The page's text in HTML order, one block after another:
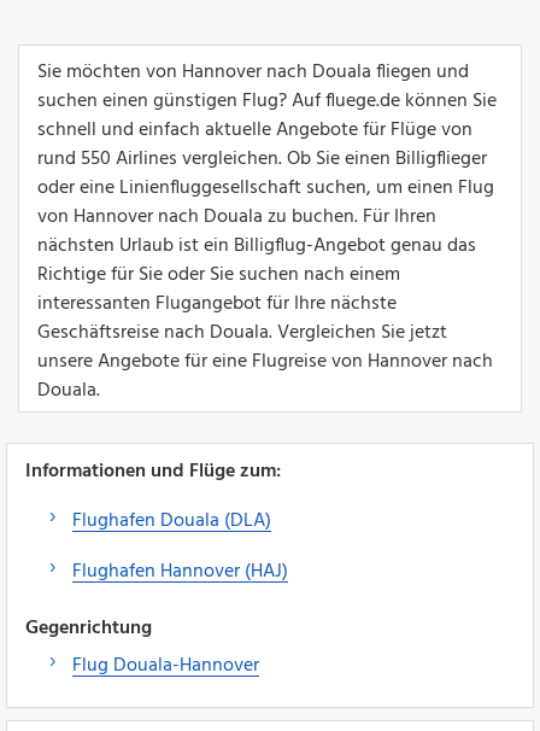
Sie möchten von Hannover nach Douala fliegen und
suchen einen günstigen Flug? Auf fluege.de können Sie
schnell und einfach aktuelle Angebote für Flüge von
rund 550 Airlines vergleichen. Ob Sie einen Billigflieger
oder eine Linienfluggesellschaft suchen, um einen Flug
von Hannover nach Douala zu buchen. Für Ihren
nächsten Urlaub ist ein Billigflug-Angebot genau das
Richtige für Sie oder Sie suchen nach einem
interessanten Flugangebot für Ihre nächste
Geschäftsreise nach Douala. Vergleichen Sie jetzt
unsere Angebote für eine Flugreise von Hannover nach
Douala.
Informationen und Flüge zum:
Flughafen Douala (DLA)
Flughafen Hannover (HAJ)
Gegenrichtung
Flug Douala-Hannover